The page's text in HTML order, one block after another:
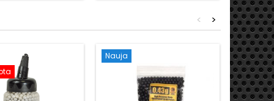
>
<
Nauja Nauja